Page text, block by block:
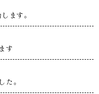
ます。
す
。